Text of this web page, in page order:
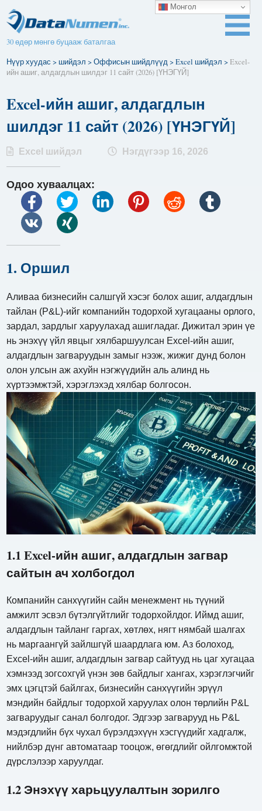
30 өдөр мөнгө буцааж баталгаа
Нүүр хуудас > шийдэл >Оффисын шийдлүүд>Excel шийдэл >Excel-
ийн ашиг, алдагдлын шилдэг 11 сайт (2026) [ҮНЭГҮЙ]
Excel-ийн ашиг, алдагдлын
шилдэг 11 сайт (2026) [ҮНЭГҮЙ]
Excel шийдэл Нэгдүгээр 16, 2026
Одоо хуваалцах:
1. Оршил
Аливаа бизнесийн салшгүй хэсэг болох ашиг, алдагдлын
тайлан (P&L)-ийг компанийн тодорхой хугацааны орлого,
зардал, зардлыг харуулахад ашигладаг. Дижитал эрин үе
нь энэхүү үйл явцыг хялбаршуулсан Excel-ийн ашиг,
алдагдлын загваруудын замыг нээж, жижиг дунд болон
олон улсын аж ахуйн нэгжүүдийн аль алинд нь
хүртээмжтэй, хэрэглэхэд хялбар болгосон.
1.1 Excel-ийн ашиг, алдагдлын загвар
сайтын ач холбогдол
Компанийн санхүүгийн сайн менежмент нь түүний
амжилт эсвэл бүтэлгүйтлийг тодорхойлдог. Иймд ашиг,
алдагдлын тайланг гаргах, хөтлөх, нягт нямбай шалгах
нь маргаангүй зайлшгүй шаардлага юм. Аз болоход,
Excel-ийн ашиг, алдагдлын загвар сайтууд нь цаг хугацаа
хэмнээд зогсохгүй үнэн зөв байдлыг хангах, хэрэглэгчийг
эмх цэгцтэй байлгах, бизнесийн санхүүгийн эрүүл
мэндийн байдлыг тодорхой харуулах олон төрлийн P&L
загваруудыг санал болгодог. Эдгээр загварууд нь P&L
мэдэгдлийн бүх чухал бүрэлдэхүүн хэсгүүдийг хадгалж,
нийлбэр дүнг автоматаар тооцож, өгөгдлийг ойлгомжтой
дүрслэлээр харуулдаг.
1.2 Энэхүү харьцуулалтын зорилго
Монгол